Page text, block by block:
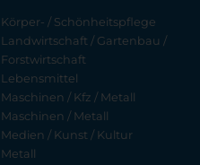
Körper- / Schönheitspflege
Landwirtschaft / Gartenbau /
Forstwirtschaft
Lebensmittel
Maschinen / Kfz / Metall
Maschinen / Metall
Medien / Kunst / Kultur
Metall